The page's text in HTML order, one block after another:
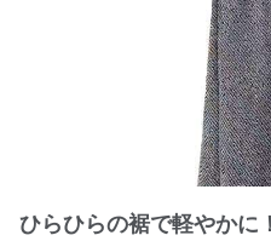
ひらひらの裾で軽やかに